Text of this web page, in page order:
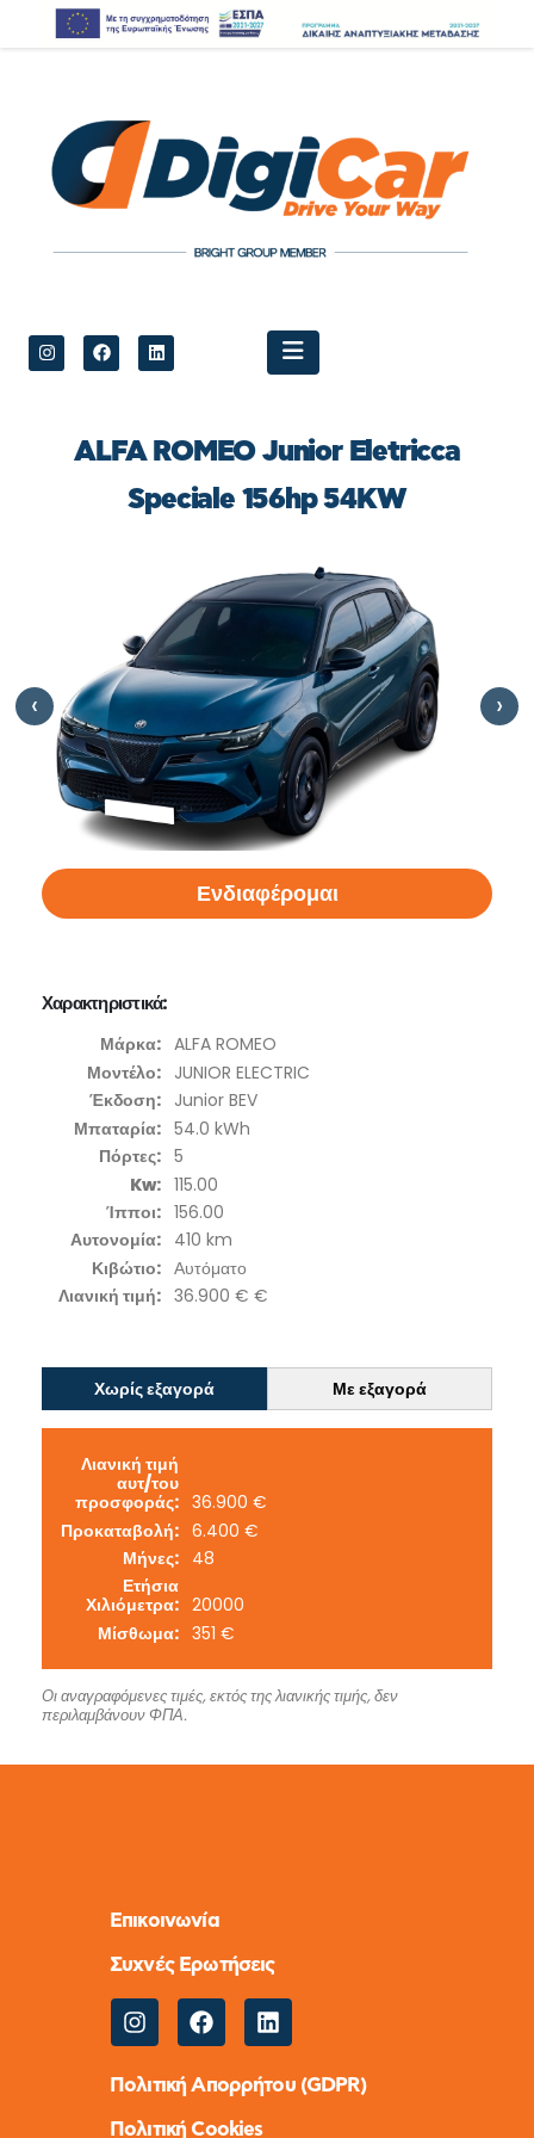
ALFA ROMEO Junior Eletricca
Speciale 156hp 54KW
‹ ›
Ενδιαφέρομαι
Χαρακτηριστικά:
Μάρκα: ALFA ROMEO
Μοντέλο:
JUNIOR ELECTRIC
Έκδοση:
Junior BEV
Μπαταρία: 54.0 kWh
Πόρτες: 5
Kw: 115.00
Ίπποι: 156.00
Αυτονομία:
410 km
Κιβώτιο: Αυτόματο
Λιανική τιμή: 36.900 € €
Χωρίς εξαγορά Με εξαγορά
Λιανική τιμή
αυτ/του
προσφοράς: 36.900 €
Προκαταβολή: 6.400 €
Μήνες:
48
Ετήσια
Χιλιόμετρα: 20000
Μίσθωμα: 351 €
Οι αναγραφόμενες τιμές, εκτός της λιανικής τιμής, δεν
περιλαμβάνουν ΦΠΑ.
Επικοινωνία
Συχνές Ερωτήσεις
Πολιτική Απορρήτου (GDPR)
Πολιτική Cookies